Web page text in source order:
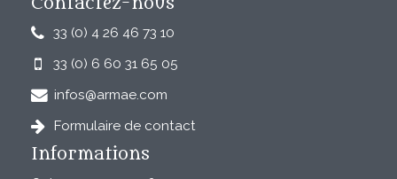
33 (0) 4 26 46 73 10
33 (0) 6 60 31 65 05
infos@armae.com
Formulaire de contact
Informations